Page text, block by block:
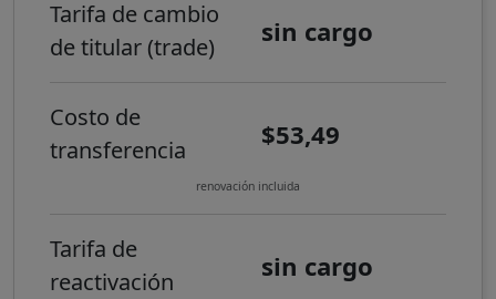
Tarifa de cambio
de titular (trade)
sin cargo
Costo de
transferencia
$53,49
renovación incluida
Tarifa de
reactivación
sin cargo